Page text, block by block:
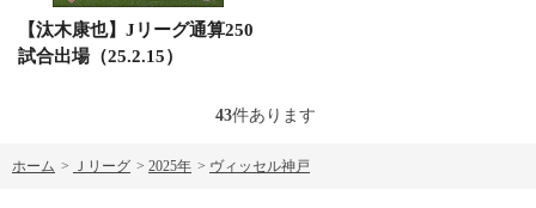
【汰木康也】Jリーグ通算250
試合出場（25.2.15）
43件あります
ホーム > Ｊリーグ > 2025年 > ヴィッセル神戸